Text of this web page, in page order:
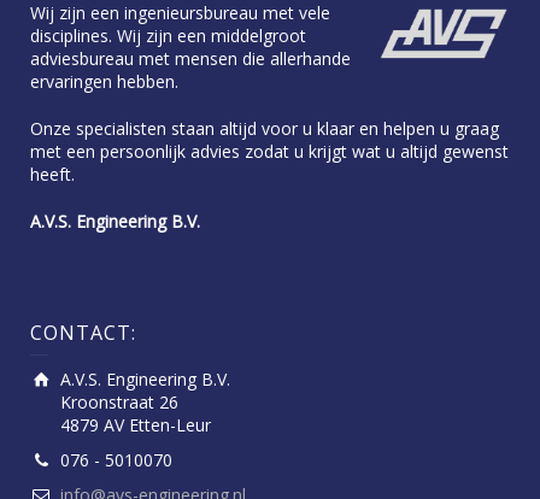
Wij zijn een ingenieursbureau met vele
disciplines. Wij zijn een middelgroot
adviesbureau met mensen die allerhande
ervaringen hebben.
Onze specialisten staan altijd voor u klaar en helpen u graag
met een persoonlijk advies zodat u krijgt wat u altijd gewenst
heeft.
A.V.S. Engineering B.V.
CONTACT:
A.V.S. Engineering B.V.
Kroonstraat 26
4879 AV Etten-Leur
076 - 5010070